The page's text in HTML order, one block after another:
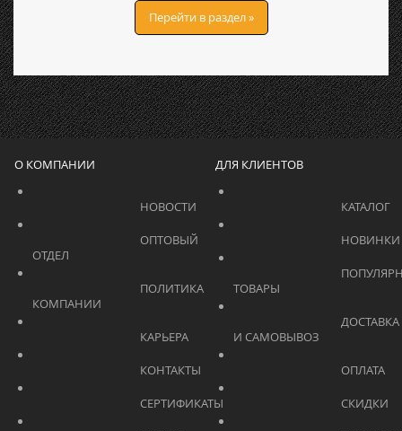
Перейти в раздел »
О КОМПАНИИ
			    		КАРЬЕРА
ДЛЯ КЛИЕНТОВ